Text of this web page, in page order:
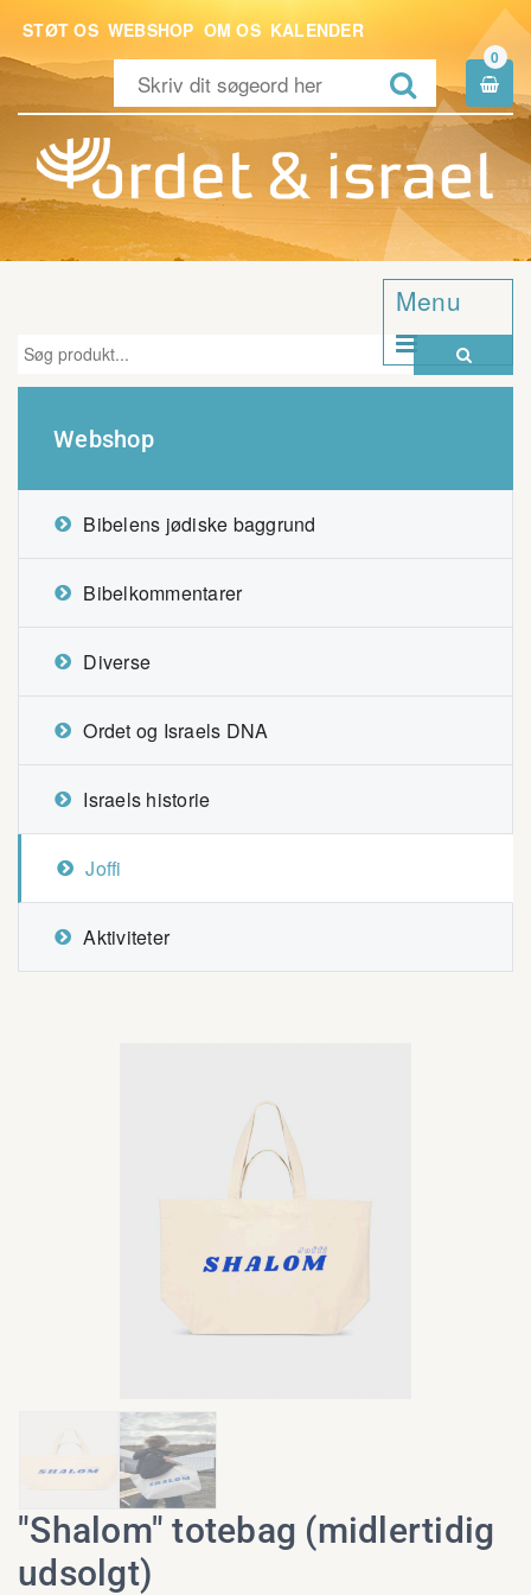
STØT OS WEBSHOP OM OS KALENDER

0

Menu
 
Webshop
Bibelens jødiske baggrund
Bibelkommentarer
Diverse
Ordet og Israels DNA
Israels historie
Joffi
Aktiviteter
"Shalom" totebag (midlertidig
udsolgt)